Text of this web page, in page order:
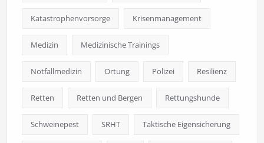
Katastrophenvorsorge Krisenmanagement
Medizin Medizinische Trainings
Notfallmedizin Ortung Polizei Resilienz
Retten Retten und Bergen Rettungshunde
Schweinepest SRHT Taktische Eigensicherung